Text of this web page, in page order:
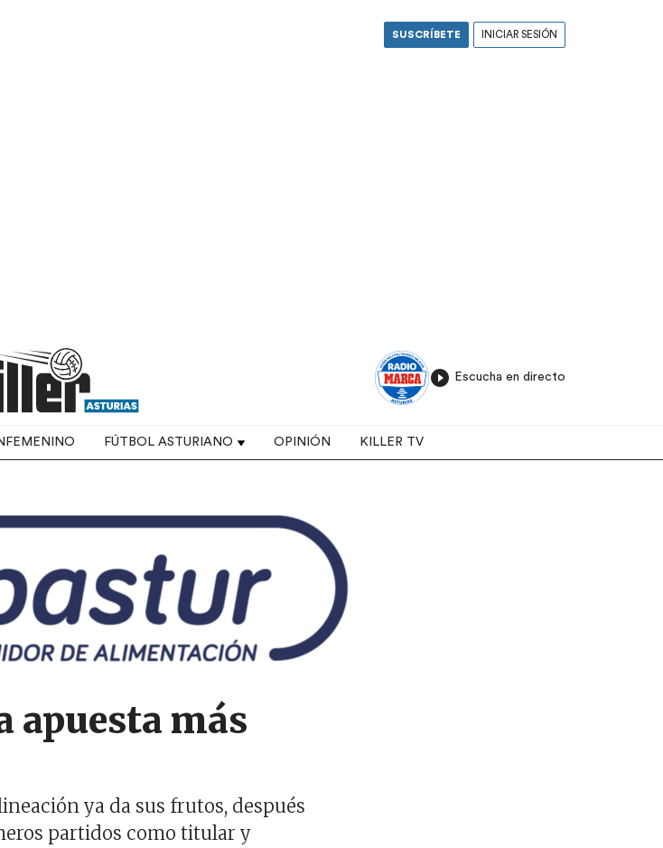
SUSCRÍBETE INICIAR SESIÓN
Escucha en directo
FÚTBOL ASTURIANO OPINIÓN KILLER TV
apuesta más
ya da sus frutos, después
partidos como titular y